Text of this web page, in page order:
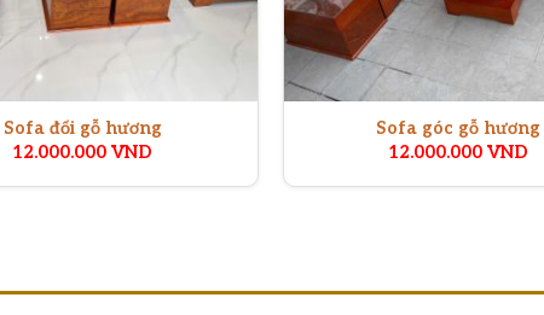
Sofa đối gỗ hương
12.000.000VND
Sofa góc gỗ hương
12.000.000VND